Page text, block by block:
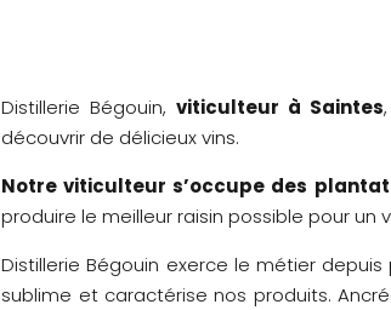
Distillerie Bégouin, viticulteur à Saintes
découvrir de délicieux vins.
Notre viticulteur s’occupe des
produire le meilleur raisin possible pour un
Distillerie Bégouin exerce le métier
sublime et caractérise nos produits.